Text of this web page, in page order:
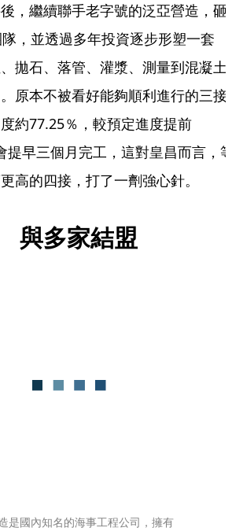
，繼續聯手老字號的泛亞營造，砸
，並透過多年投資逐步形塑一套
、拋石、落管、灌漿、測量到混凝土
原本不被看好能夠順利進行的三接
約77.25％，較預定進度提前
提早三個月完工，這對皇昌而言，
高的四接，打了一劑強心針。
與多家結盟
是國內知名的海事工程公司，擁有